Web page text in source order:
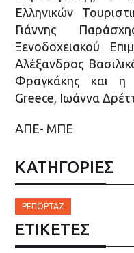
Ελληνικών
Γιάννης
Ξενοδοχειακού
Αλέξανδρος
Φραγκάκης και η
Greece, Ιωάννα
ΑΠΕ- ΜΠΕ
ΚΑΤΗΓΟΡΙΕΣ
ΡΕΠΟΡΤΆΖ
ΕΤΙΚΈΤΕΣ